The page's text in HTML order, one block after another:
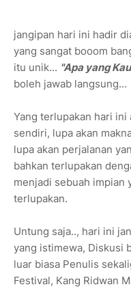
jangipan hari ini hadir
yang sangat booom
itu unik... "Apa yang
boleh jawab langsung...
Yang terlupakan hari ini
sendiri, lupa akan
lupa akan perjalanan
bahkan terlupakan
menjadi sebuah impian
terlupakan.
Untung saja.., hari ini
yang istimewa, Diskusi
luar biasa Penulis
Festival, Kang Ridwan